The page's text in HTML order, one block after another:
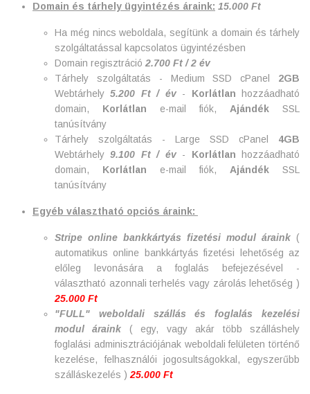
Domain és tárhely ügyintézés áraink: 15.000 Ft
Ha még nincs weboldala, segítünk a domain és tárhely
szolgáltatással kapcsolatos ügyintézésben
Domain regisztráció 2.700 Ft / 2 év
Tárhely szolgáltatás - Medium SSD cPanel 2GB
Webtárhely5.200 Ft / év- Korlátlan hozzáadható
domain, Korlátlan e-mail fiók, Ajándék SSL
tanúsítvány
Tárhely szolgáltatás - Large SSD cPanel 4GB
Webtárhely9.100 Ft / év- Korlátlan hozzáadható
domain, Korlátlan e-mail fiók, Ajándék SSL
tanúsítvány
Egyéb választható opciós áraink:
Stripe online bankkártyás fizetési modul áraink (
automatikus online bankkártyás fizetési lehetőség az
előleg levonására a foglalás befejezésével -
választható azonnali terhelés vagy zárolás lehetőség )
25.000 Ft
"FULL" weboldali szállás és foglalás kezelési
modul áraink
( egy, vagy akár több szálláshely
foglalási adminisztrációjának weboldali felületen történő
kezelése, felhasználói jogosultságokkal, egyszerűbb
szálláskezelés ) 25.000 Ft